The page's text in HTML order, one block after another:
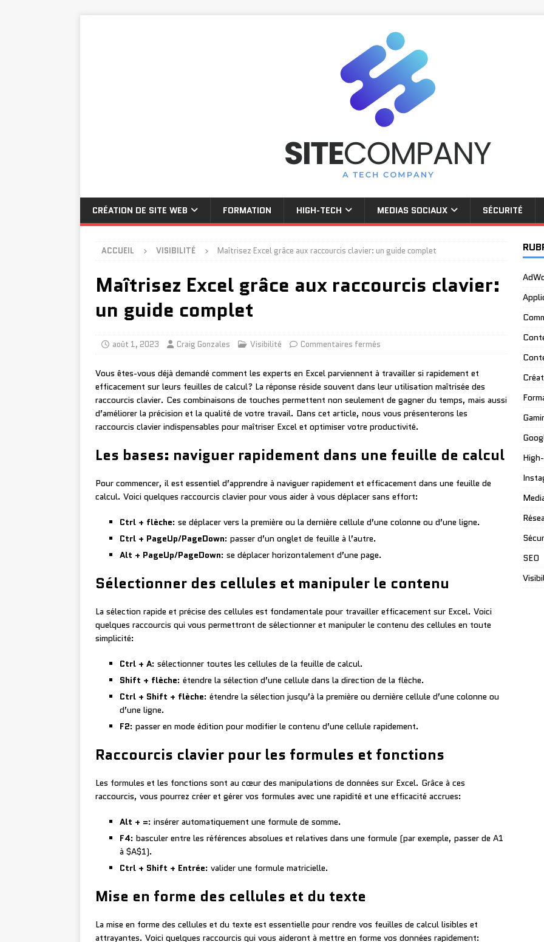
CRÉATION DE SITE WEB FORMATION HIGH-TECH MEDIAS SOCIAUX SÉCURITÉ
ACCUEIL VISIBILITÉ Maîtrisez Excel grâce aux raccourcis clavier: un guide complet
Maîtrisez Excel grâce aux raccourcis clavier:
un guide complet
août 1, 2023 Craig Gonzales Visibilité Commentaires fermés
Vous êtes-vous déjà demandé comment les experts en Excel parviennent à travailler si rapidement et
efficacement sur leurs feuilles de calcul? La réponse réside souvent dans leur utilisation maîtrisée des
raccourcis clavier. Ces combinaisons de touches permettent non seulement de gagner du temps, mais aussi
d’améliorer la précision et la qualité de votre travail. Dans cet article, nous vous présenterons les
raccourcis clavier indispensables pour maîtriser Excel et optimiser votre productivité.
Les bases: naviguer rapidement dans une feuille de calcul
Pour commencer, il est essentiel d’apprendre à naviguer rapidement et efficacement dans une feuille de
calcul. Voici quelques raccourcis clavier pour vous aider à vous déplacer sans effort:
Ctrl + flèche: se déplacer vers la première ou la dernière cellule d’une colonne ou d’une ligne.
Ctrl + PageUp/PageDown: passer d’un onglet de feuille à l’autre.
Alt + PageUp/PageDown: se déplacer horizontalement d’une page.
Sélectionner des cellules et manipuler le contenu
La sélection rapide et précise des cellules est fondamentale pour travailler efficacement sur Excel. Voici
quelques raccourcis qui vous permettront de sélectionner et manipuler le contenu des cellules en toute
simplicité:
Ctrl + A: sélectionner toutes les cellules de la feuille de calcul.
Shift + flèche: étendre la sélection d’une cellule dans la direction de la flèche.
Ctrl + Shift + flèche: étendre la sélection jusqu’à la première ou dernière cellule d’une colonne ou
d’une ligne.
F2: passer en mode édition pour modifier le contenu d’une cellule rapidement.
Raccourcis clavier pour les formules et fonctions
Les formules et les fonctions sont au cœur des manipulations de données sur Excel. Grâce à ces
raccourcis, vous pourrez créer et gérer vos formules avec une rapidité et une efficacité accrues:
Alt + =: insérer automatiquement une formule de somme.
F4: basculer entre les références absolues et relatives dans une formule (par exemple, passer de A1
à $A$1).
Ctrl + Shift + Entrée: valider une formule matricielle.
Mise en forme des cellules et du texte
La mise en forme des cellules et du texte est essentielle pour rendre vos feuilles de calcul lisibles et
attrayantes. Voici quelques raccourcis qui vous aideront à mettre en forme vos données rapidement:
SEO